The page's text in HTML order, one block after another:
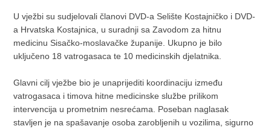
U vježbi su sudjelovali članovi DVD-a Selište Kostajničko i DVD-
a Hrvatska Kostajnica, u suradnji sa Zavodom za hitnu
medicinu Sisačko-moslavačke županije. Ukupno je bilo
uključeno 18 vatrogasaca te 10 medicinskih djelatnika.
Glavni cilj vježbe bio je unaprijediti koordinaciju između
vatrogasaca i timova hitne medicinske službe prilikom
intervencija u prometnim nesrećama. Poseban naglasak
stavljen je na spašavanje osoba zarobljenih u vozilima, sigurno